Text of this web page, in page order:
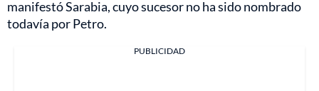
manifestó Sarabia, cuyo sucesor no ha sido nombrado
todavía por Petro.
PUBLICIDAD